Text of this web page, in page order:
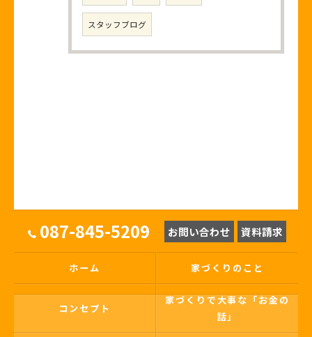
スタッフブログ
087-845-5209 お問い合わせ 資料請求
ホーム 家づくりのこと
コンセプト
家づくりで大事な「お金の
話」